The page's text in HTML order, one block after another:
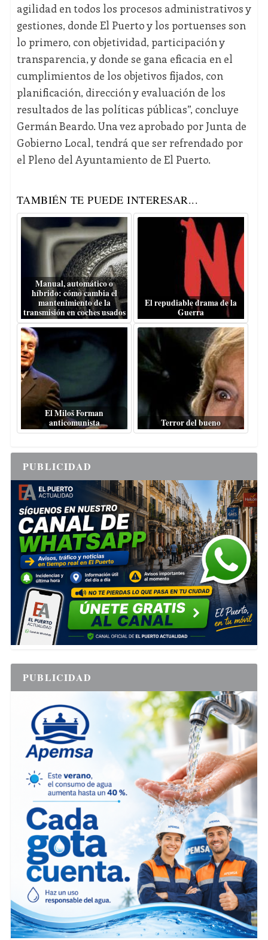
agilidad en todos los procesos administrativos y
gestiones, donde El Puerto y los portuenses son
lo primero, con objetividad, participación y
transparencia, y donde se gana eficacia en el
cumplimientos de los objetivos fijados, con
planificación, dirección y evaluación de los
resultados de las políticas públicas”, concluye
Germán Beardo. Una vez aprobado por Junta de
Gobierno Local, tendrá que ser refrendado por
el Pleno del Ayuntamiento de El Puerto.
TAMBIÉN TE PUEDE INTERESAR...
Manual, automático o
híbrido: cómo cambia el
mantenimiento de la
transmisión en coches usados
El repudiable drama de la
Guerra
El Miloš Forman
anticomunista
Terror del bueno
PUBLICIDAD
PUBLICIDAD